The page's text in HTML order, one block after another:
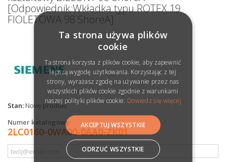
[Odpowiednik:Wkładka typu ROTEX 19
FIOLETOWA 98 ShoreA]
Stan: Nowy produkt
Numer katalogowy:
2LC0160-0WA00-0AA0-ZK01
Ta strona używa plików
cookie
Ta strona korzysta z plików cookie, aby zapewnić
lepszą wygodę użytkowania. Korzystając z tej
strony, wyrażasz zgodę na używanie przez nas
wszystkich plików cookie zgodnie z warunkami
naszej polityki plików cookie. Dowiedz się więcej
AKCEPTUJ WSZYSTKIE
ODRZUĆ WSZYSTKIE